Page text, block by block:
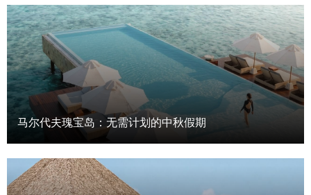
马尔代夫瑰宝岛：无需计划的中秋假期